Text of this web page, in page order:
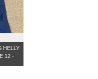
HELLY
12 -